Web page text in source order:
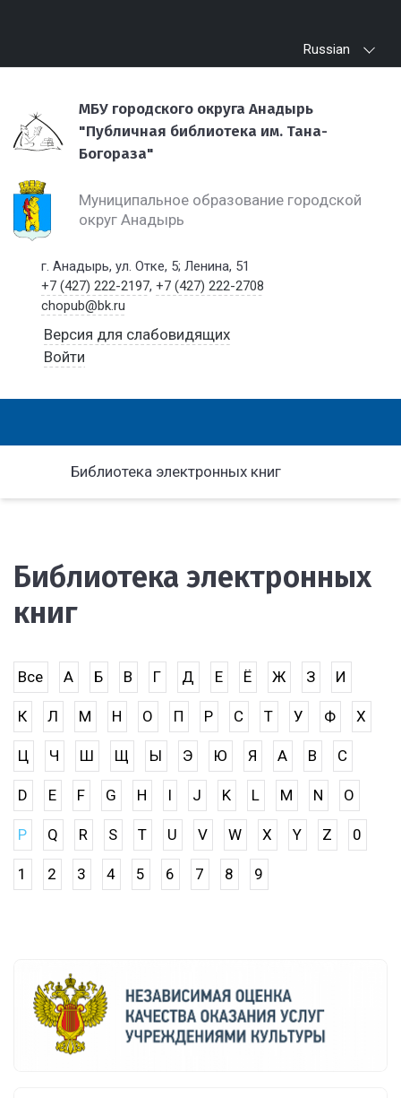
Russian
МБУ городского округа Анадырь
"Публичная библиотека им. Тана-
Богораза"
Муниципальное образование городской
округ Анадырь
г. Анадырь, ул. Отке, 5; Ленина, 51
+7 (427) 222-2197,+7 (427) 222-2708
chopub@bk.ru
Версия для слабовидящих
Войти
Библиотека электронных книг
Библиотека электронных
книг
Все А Б В Г Д Е Ё Ж З И
К Л М Н О П Р С Т У Ф Х
Ц Ч Ш Щ Ы Э Ю Я A B C
D E F G H I J K L M N O
P Q R S T U V W X Y Z 0
1 2 3 4 5 6 7 8 9